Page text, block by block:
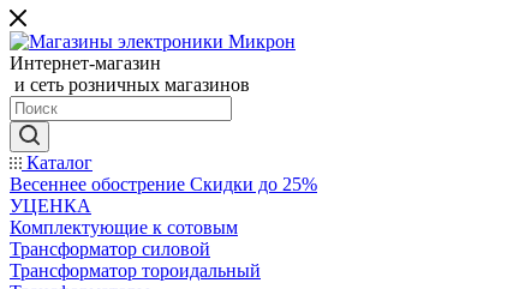
Интернет-магазин
и сеть розничных магазинов
Каталог
Весеннее обострение Скидки до 25%
УЦЕНКА
Комплектующие к сотовым
Трансформатор силовой
Трансформатор тороидальный